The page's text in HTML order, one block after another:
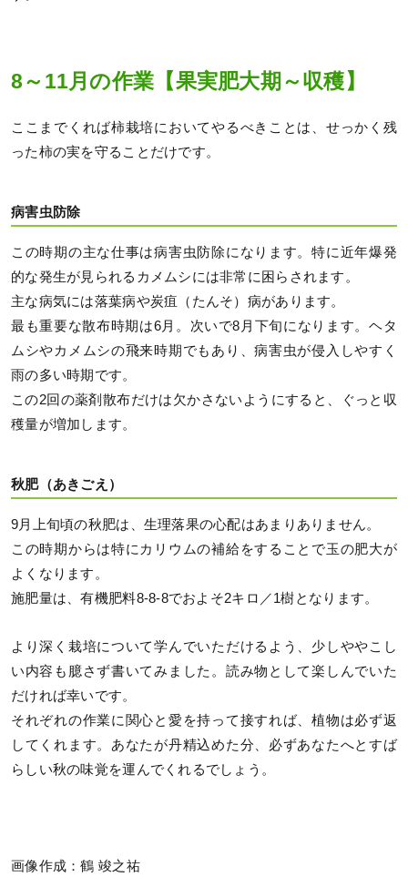
8～11月の作業【果実肥大期～収穫】
ここまでくれば柿栽培においてやるべきことは、せっかく残
った柿の実を守ることだけです。
病害虫防除
この時期の主な仕事は病害虫防除になります。特に近年爆発
的な発生が見られるカメムシには非常に困らされます。
主な病気には落葉病や炭疽（たんそ）病があります。
最も重要な散布時期は6月。次いで8月下旬になります。ヘタ
ムシやカメムシの飛来時期でもあり、病害虫が侵入しやすく
雨の多い時期です。
この2回の薬剤散布だけは欠かさないようにすると、ぐっと収
穫量が増加します。
秋肥（あきごえ）
9月上旬頃の秋肥は、生理落果の心配はあまりありません。
この時期からは特にカリウムの補給をすることで玉の肥大が
よくなります。
施肥量は、有機肥料8-8-8でおよそ2キロ／1樹となります。
より深く栽培について学んでいただけるよう、少しややこし
い内容も臆さず書いてみました。読み物として楽しんでいた
だければ幸いです。
それぞれの作業に関心と愛を持って接すれば、植物は必ず返
してくれます。あなたが丹精込めた分、必ずあなたへとすば
らしい秋の味覚を運んでくれるでしょう。
画像作成：鶴 竣之祐